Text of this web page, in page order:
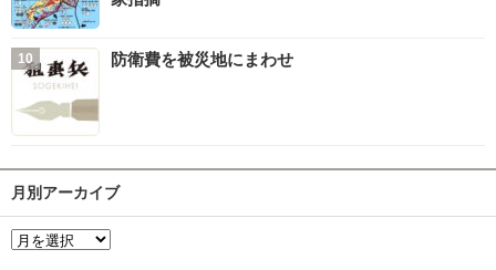
防衛費を被災地にまわせ
月別アーカイブ